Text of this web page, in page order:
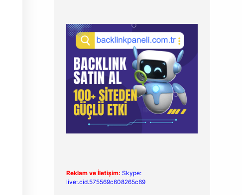
Reklam ve İletişim: Skype:
live:.cid.575569c608265c69